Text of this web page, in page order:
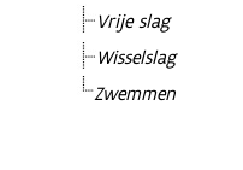
Vrije slag
Wisselslag
Zwemmen